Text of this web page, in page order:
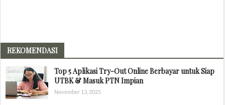
REKOMENDASI
Top 5 Aplikasi Try-Out Online Berbayar untuk Siap
UTBK & Masuk PTN Impian
November 13, 2025